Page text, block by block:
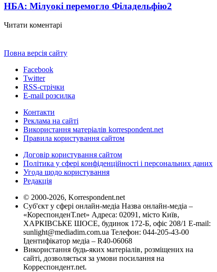
НБА: Мілуокі перемогло Філадельфію2
Читати коментарі
Повна версія сайту
Facebook
Twitter
RSS-стрічки
E-mail розсилка
Контакти
Реклама на сайті
Використання матеріалів korrespondent.net
Правила користування сайтом
Договір користування сайтом
Політика у сфері конфіденційності і персональних даних
Угода щодо користування
Редакція
© 2000-2026, Korrespondent.net
Суб'єкт у сфері онлайн-медіа Назва онлайн-медіа –
«КореспонденТ.net» Адреса: 02091, місто Київ,
ХАРКІВСЬКЕ ШОСЕ, будинок 172-Б, офіс 208/1 E-mail:
sunlight@mediadim.com.ua Телефон: 044-205-43-00
Ідентифікатор медіа – R40-06068
Використання будь-яких матеріалів, розміщених на
сайті, дозволяється за умови посилання на
Корреспондент.net.